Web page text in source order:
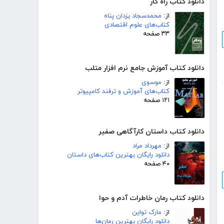
از: محمدسجاد یزدان پناه
کتاب‌های علوم اقتصادی
۳۳ صفحه
دانلود کتاب آموزش جامع نرم افزار متلب
از: موسوی
کتاب‌های آموزش و ترفند کامپیوتر
۱۲۱ صفحه
دانلود کتاب داستان کارآگاهی صفیر
از: مهرداد مراد
دانلود رایگان بهترین کتاب‌های داستان
۴۰ صفحه
دانلود کتاب رمان خاطرات آدم و حوا
از: مارک تواین
دانلود رایگان بهترین رمان‌ها